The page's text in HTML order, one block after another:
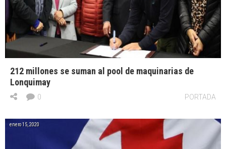
212 millones se suman al pool de maquinarias de
Lonquimay
PORTADA
0
enero 15, 2020